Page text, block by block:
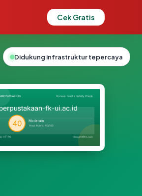
Cek Gratis
Didukung infrastruktur tepercaya